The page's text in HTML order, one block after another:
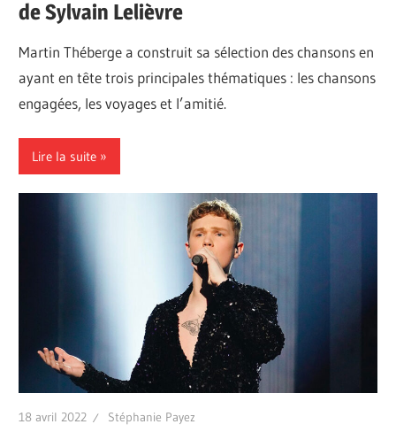
de Sylvain Lelièvre
Martin Théberge a construit sa sélection des chansons en
ayant en tête trois principales thématiques : les chansons
engagées, les voyages et l’amitié.
Lire la suite
18 avril 2022 Stéphanie Payez